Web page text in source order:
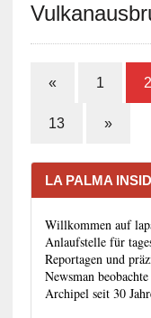
« 1 2
13 »
LA PALMA
Willkommen auf
Anlaufstelle für
Reportagen und
Newsman
Archipel seit 30